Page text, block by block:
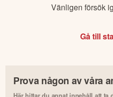
Vänligen försök
Gå till
Prova någon av våra